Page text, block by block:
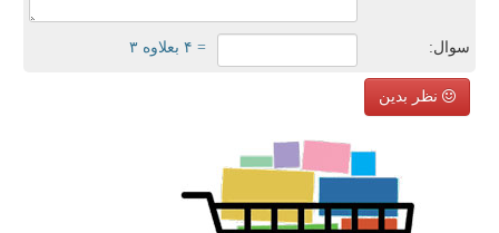
سوال: = ۴ بعلاوه ۳
نظر بدین